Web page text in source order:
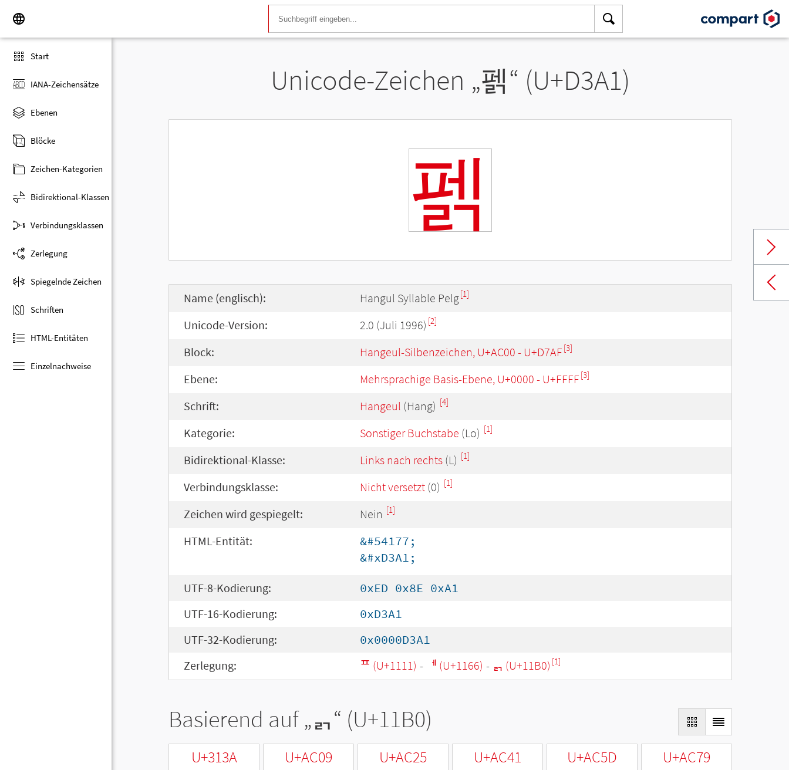
Start
IANA-Zeichensätze
Ebenen
Blöcke
Zeichen-Kategorien
Bidirektional-Klassen
Verbindungsklassen
Zerlegung
Spiegelnde Zeichen
Schriften
HTML-Entitäten
Einzelnachweise
Unicode-Zeichen „펡“ (U+D3A1)
펡
Name (englisch): Hangul Syllable Pelg[1]
Unicode-Version: 2.0 (Juli 1996) [2]
Block: Hangeul-Silbenzeichen, U+AC00 - U+D7AF[3]
Ebene: Mehrsprachige Basis-Ebene, U+0000 - U+FFFF[3]
Schrift: Hangeul (Hang) [4]
Kategorie: Sonstiger Buchstabe (Lo) [1]
Bidirektional-Klasse: Links nach rechts (L) [1]
Verbindungsklasse: Nicht versetzt (0) [1]
Zeichen wird gespiegelt: Nein [1]
HTML-Entität:
&#54177;
&#xD3A1;
UTF-8-Kodierung:
0xED 0x8E 0xA1
UTF-16-Kodierung:
0xD3A1
UTF-32-Kodierung:
0x0000D3A1
Zerlegung:
ᄑ (U+1111) - ᅦ (U+1166) - ᆰ (U+11B0) [1]
Basierend auf „ᆰ“ (U+11B0)
U+313A U+AC09 U+AC25 U+AC41 U+AC5D U+AC79